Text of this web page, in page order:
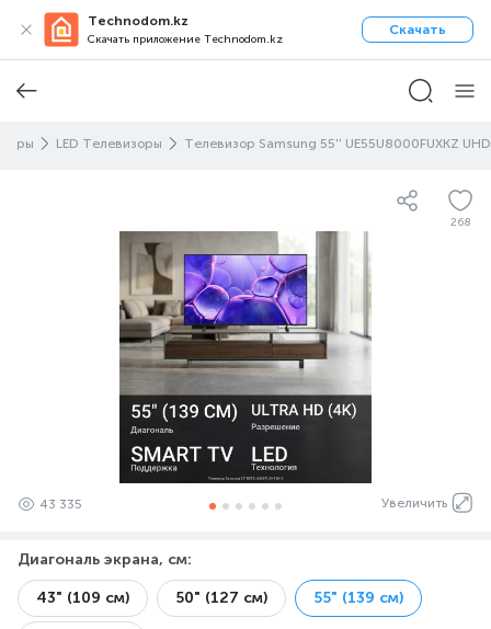
Technodom.kz
Скачать приложение Technodom.kz
Скачать
LED Телевизоры Телевизор Samsung 55'' UE55U8000FUXKZ UHD
268
Увеличить
43 335
Диагональ экрана, см:
43" (109 см) 50" (127 см) 55" (139 см)